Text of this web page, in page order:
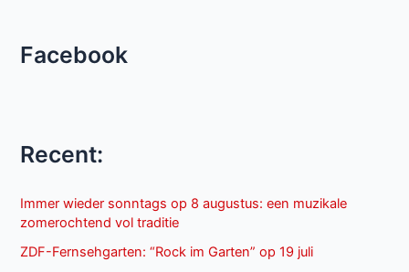
Facebook
Recent:
Immer wieder sonntags op 8 augustus: een muzikale
zomerochtend vol traditie
ZDF-Fernsehgarten: “Rock im Garten” op 19 juli